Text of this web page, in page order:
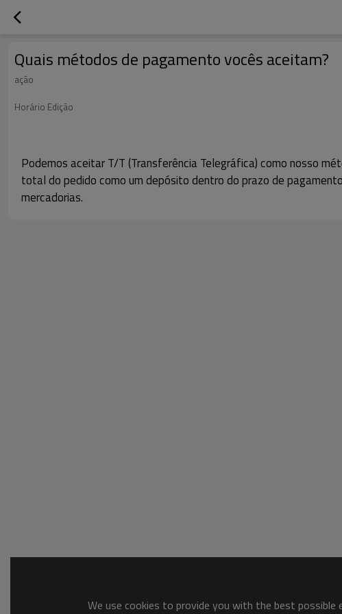
Quais métodos de pagamento vocês aceitam?
ação
Horário Edição
Podemos aceitar T/T (Transferência Telegráfica) como nosso
total do pedido como um depósito dentro do prazo de
mercadorias.
We use cookies to provide you with the best